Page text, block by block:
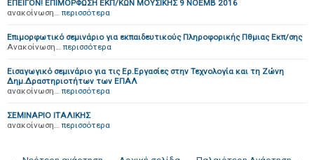
ΕΠΕΙΓΟΝ! EΠΙΜΟΡΦΩΣΗ ΕΚΠ/ΚΩΝ ΜΟΥΣΙΚΗΣ 9 ΝΟΕΜΒ 2016
ανακοίνωση… περισσότερα
Επιμορφωτικό σεμινάριο για εκπαιδευτικούς Πληροφορικής Πθμιας Εκπ/σης
Ανακοίνωση… περισσότερα
Εισαγωγικό σεμινάριο για τις Ερ.Εργασίες στην Τεχνολογία και τη Ζώνη
Δημ.Δραστηριοτήτων των ΕΠΑΛ
ανακοίνωση… περισσότερα
ΣΕΜΙΝΑΡΙΟ ΙΤΑΛΙΚΗΣ
ανακοίνωση… περισσότερα